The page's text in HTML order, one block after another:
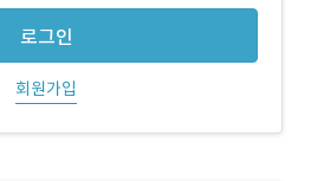
로그인
회원가입